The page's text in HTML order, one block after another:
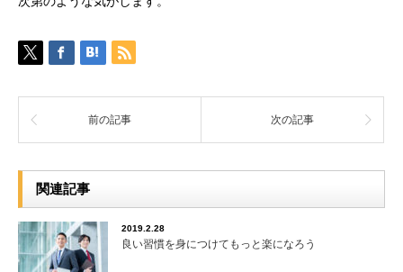
前の記事 次の記事
関連記事
2019.2.28
良い習慣を身につけてもっと楽になろう